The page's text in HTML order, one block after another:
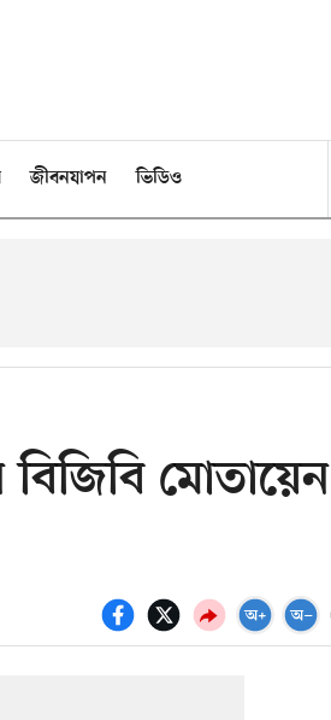
জীবনযাপন ভিডিও
মোতায়েন